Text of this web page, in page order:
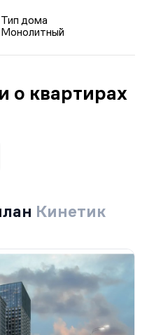
Тип дома
Монолитный
о квартирах
Кинетик